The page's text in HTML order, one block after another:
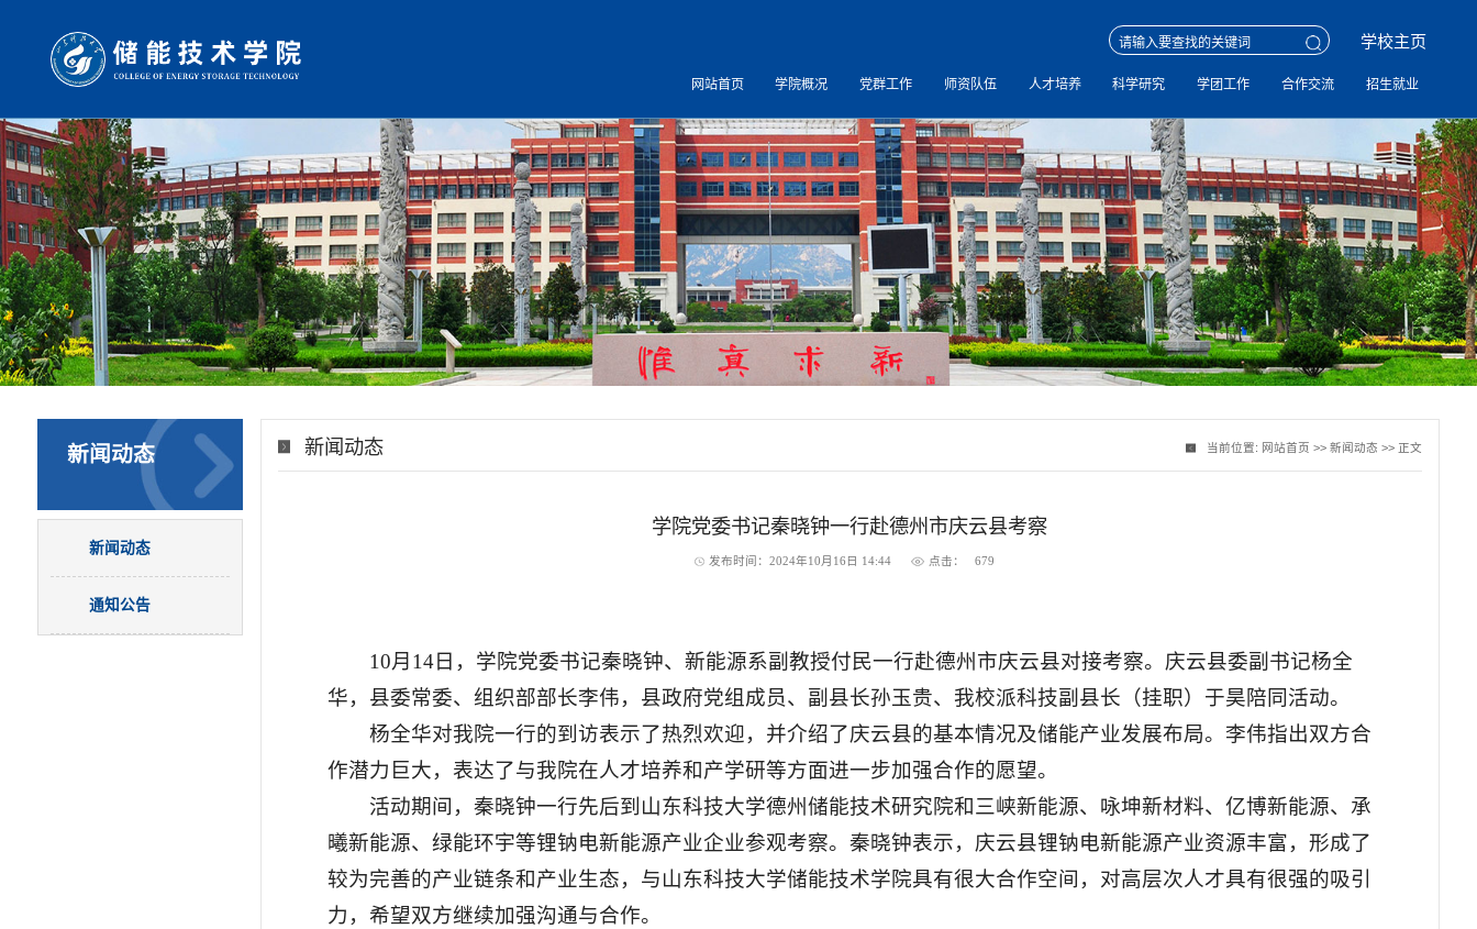
学校主页
网站首页 学院概况 党群工作 师资队伍 人才培养 科学研究 学团工作 合作交流 招生就业
新闻动态
新闻动态
通知公告
新闻动态 当前位置: 网站首页 >>新闻动态 >> 正文
学院党委书记秦晓钟一行赴德州市庆云县考察
发布时间：2024年10月16日 14:44 点击： 679
10月14日，学院党委书记秦晓钟、新能源系副教授付民一行赴德州市庆云县对接考察。庆云县委副书记杨全
华，县委常委、组织部部长李伟，县政府党组成员、副县长孙玉贵、我校派科技副县长（挂职）于昊陪同活动。
杨全华对我院一行的到访表示了热烈欢迎，并介绍了庆云县的基本情况及储能产业发展布局。李伟指出双方合
作潜力巨大，表达了与我院在人才培养和产学研等方面进一步加强合作的愿望。
活动期间，秦晓钟一行先后到山东科技大学德州储能技术研究院和三峡新能源、咏坤新材料、亿博新能源、承
曦新能源、绿能环宇等锂钠电新能源产业企业参观考察。秦晓钟表示，庆云县锂钠电新能源产业资源丰富，形成了
较为完善的产业链条和产业生态，与山东科技大学储能技术学院具有很大合作空间，对高层次人才具有很强的吸引
力，希望双方继续加强沟通与合作。